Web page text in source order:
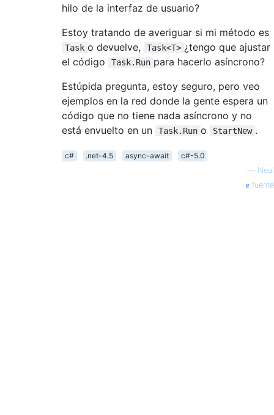
hilo de la interfaz de usuario?
Estoy tratando de averiguar si mi método es
Task o devuelve, Task<T> ¿tengo que ajustar
el código
Task.Run para hacerlo asíncrono?
Estúpida pregunta, estoy seguro, pero veo
ejemplos en la red donde la gente espera un
código que no tiene nada asíncrono y no
está envuelto en un
Task.Run o StartNew .
c# .net-4.5 async-await
c#-5.0
— Neal
fuente